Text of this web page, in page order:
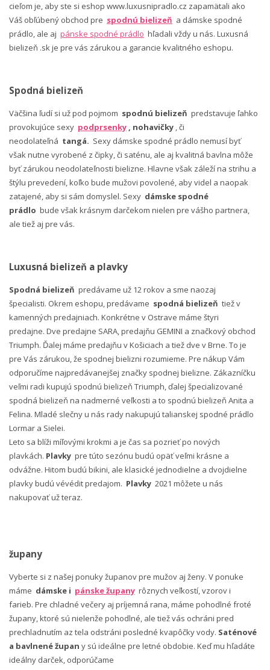
cieľom je, aby ste si eshop www.luxusnipradlo.cz zapamätali ako
Váš obľúbený obchod pre spodnú bielizeň a dámske spodné
prádlo, ale aj pánske spodné prádlo hľadali vždy u nás. Luxusná
bielizeň .sk je pre vás zárukou a garancie kvalitného eshopu.
Spodná bielizeň
Väčšina ľudí si už pod pojmom spodnú bielizeň predstavuje ľahko
provokujúce sexy podprsenky , nohavičky , či
neodolateľná tangá. Sexy dámske spodné prádlo nemusí byť
však nutne vyrobené z čipky, či saténu, ale aj kvalitná bavlna môže
byť zárukou neodolateľnosti bielizne. Hlavne však záleží na strihu a
štýlu prevedení, koľko bude mužovi povolené, aby videl a naopak
zatajené, aby si sám domyslel. Sexy dámske spodné
prádlo bude však krásnym darčekom nielen pre vášho partnera,
ale tiež aj pre vás.
Luxusná bielizeň a plavky
Spodná bielizeň predávame už 12 rokov a sme naozaj
špecialisti. Okrem eshopu, predávame spodná bielizeň tiež v
kamenných predajniach. Konkrétne v Ostrave máme štyri
predajne. Dve predajne SARA, predajňu GEMINI a značkový obchod
Triumph. Ďalej máme predajňu v Košiciach a tiež dve v Brne. To je
pre Vás zárukou, že spodnej bielizni rozumieme. Pre nákup Vám
odporučíme najpredávanejšej značky spodnej bielizne. Zákazníčku
veľmi radi kupujú spodnú bielizeň Triumph, ďalej špecializované
spodná bielizeň na nadmerné veľkosti a to spodnú bielizeň Anita a
Felina. Mladé slečny u nás rady nakupujú talianskej spodné prádlo
Lormar a Sielei.
Leto sa blíži míľovými krokmi a je čas sa pozrieť po nových
plavkách. Plavky pre túto sezónu budú opäť veľmi krásne a
odvážne. Hitom budú bikini, ale klasické jednodielne a dvojdielne
plavky budú vévédit predajom. Plavky 2021 môžete u nás
nakupovať už teraz.
župany
Vyberte si z našej ponuky županov pre mužov aj ženy. V ponuke
máme dámske i pánske župany rôznych veľkostí, vzorov i
farieb. Pre chladné večery aj príjemná rana, máme pohodlné froté
župany, ktoré sú nielenže pohodlné, ale tiež vás ochráni pred
prechladnutím az tela odstráni posledné kvapôčky vody. Saténové
a bavlnené župan y sú ideálne pre letné obdobie. Keď mu hľadáte
ideálny darček, odporúčame